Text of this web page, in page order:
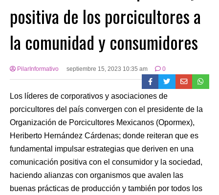
positiva de los porcicultores a
la comunidad y consumidores
PilarInformativo septiembre 15, 2023 10:35 am 0
Los líderes de corporativos y asociaciones de
porcicultores del país convergen con el presidente de la
Organización de Porcicultores Mexicanos (Opormex),
Heriberto Hernández Cárdenas; donde reiteran que es
fundamental impulsar estrategias que deriven en una
comunicación positiva con el consumidor y la sociedad,
haciendo alianzas con organismos que avalen las
buenas prácticas de producción y también por todos los